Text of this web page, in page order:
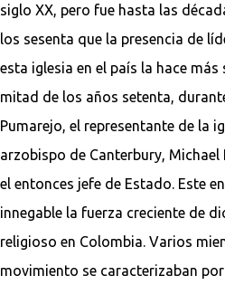
siglo XX, pero fue hasta las
los sesenta que la presencia de
esta iglesia en el país la hace más
mitad de los años setenta,
Pumarejo, el representante de la
arzobispo de Canterbury, Michael
el entonces jefe de Estado. Este
innegable la fuerza creciente de
religioso en Colombia. Varios
movimiento se caracterizaban